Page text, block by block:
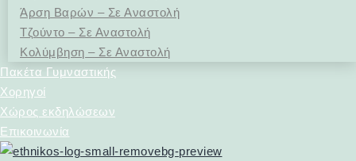
Άρση Bαρών – Σε Αναστολή
Τζούντο – Σε Αναστολή
Κολύμβηση – Σε Αναστολή
Πακέτα Γυμναστικής
Χορηγοί
Χώρος εκδηλώσεων
Επικοινωνία